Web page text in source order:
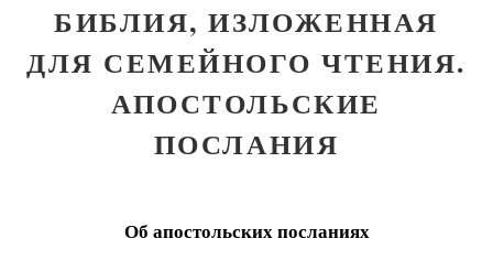
БИБЛИЯ, ИЗЛОЖЕННАЯ
ДЛЯ СЕМЕЙНОГО ЧТЕНИЯ.
АПОСТОЛЬСКИЕ
ПОСЛАНИЯ
Об апостольских посланиях